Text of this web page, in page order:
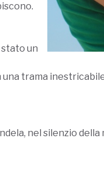
stato un
trama
nel silenzio della